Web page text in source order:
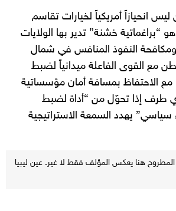
انحيازاً أمريكياً لخيارات تقاسم
“براغماتية خشنة” تدير بها الولايات
ومكافحة النفوذ المنافس في شمال
مع القوى الفاعلة ميدانياً لضبط
مع الاحتفاظ بمسافة أمان مؤسساتية
طرف إذا تحوّل من “أداة لضبط
سياسي” يهدد السمعة الاستراتيجية
المطروح هنا يعكس المؤلف فقط لا غير. عين ليبيا